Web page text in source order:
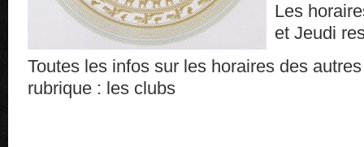
Les
et Jeudi
Toutes les infos sur les horaires des
rubrique : les clubs